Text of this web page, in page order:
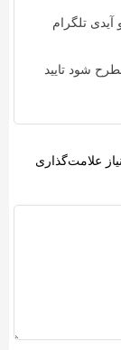
تلگرام
شود تایید
علامت‌گذاری